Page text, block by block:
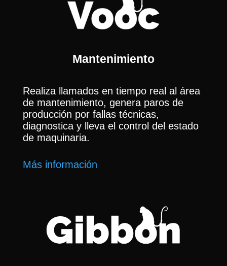
Mantenimiento
Realiza llamados en tiempo real al área
de mantenimiento, genera paros de
producción por fallas técnicas,
diagnostica y lleva el control del estado
de maquinaria.
Más información